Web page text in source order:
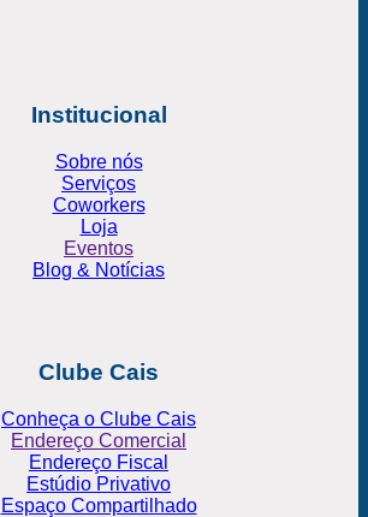
Institucional
Sobre nós
Serviços
Coworkers
Loja
Eventos
Blog & Notícias
Clube Cais
Conheça o Clube Cais
Endereço Comercial
Endereço Fiscal
Estúdio Privativo
Espaço Compartilhado